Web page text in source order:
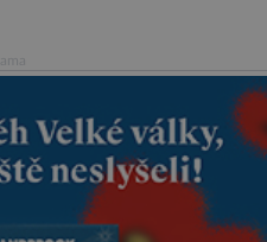
nás dali dohromady, Toník byl
dobře zaopatřený mladý muž.
Manželství nám oběma moc
nesvědčilo, brzy jsme zjistili, že